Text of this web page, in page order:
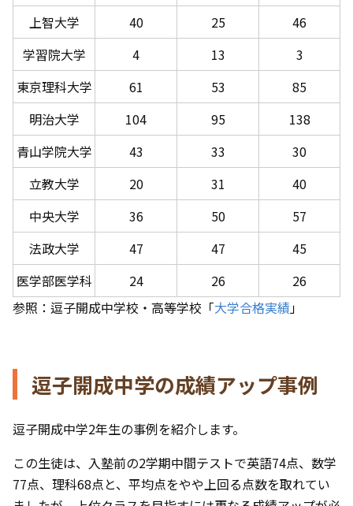
上智大学
40 25
46
学習院大学
4 13
3
東京理科大学
61 53
85
明治大学
104 95
138
青山学院大学
43 33
30
立教大学
20 31
40
中央大学
36 50
57
法政大学
47 47
45
医学部医学科
24 26
26
参照：逗子開成中学校・高等学校「大学合格実績」
逗子開成中学の成績アップ事例
逗子開成中学2年生の事例を紹介します。
この生徒は、入塾前の2学期中間テストで英語74点、数学
77点、理科68点と、平均点をやや上回る点数を取れてい